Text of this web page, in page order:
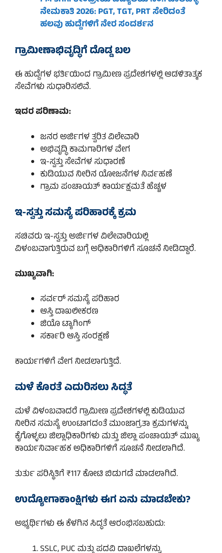
ನೇಮಕಾತಿ 2026: PGT, TGT, PRT ಸೇರಿದಂತೆ
ಹಲವು ಹುದ್ದೆಗಳಿಗೆ ನೇರ ಸಂದರ್ಶನ
ಗ್ರಾಮೀಣಾಭಿವೃದ್ಧಿಗೆ ದೊಡ್ಡ ಬಲ
ಈ ಹುದ್ದೆಗಳ ಭರ್ತಿಯಿಂದ ಗ್ರಾಮೀಣ ಪ್ರದೇಶಗಳಲ್ಲಿ ಆಡಳಿತಾತ್ಮಕ
ಸೇವೆಗಳು ಸುಧಾರಿಸಲಿವೆ.
ಇದರ ಪರಿಣಾಮ:
ಜನರ ಅರ್ಜಿಗಳ ತ್ವರಿತ ವಿಲೇವಾರಿ
ಅಭಿವೃದ್ಧಿ ಕಾಮಗಾರಿಗಳ ವೇಗ
ಇ-ಸ್ವತ್ತು ಸೇವೆಗಳ ಸುಧಾರಣೆ
ಕುಡಿಯುವ ನೀರಿನ ಯೋಜನೆಗಳ ನಿರ್ವಹಣೆ
ಗ್ರಾಮ ಪಂಚಾಯತ್ ಕಾರ್ಯಕ್ಷಮತೆ ಹೆಚ್ಚಳ
ಇ-ಸ್ವತ್ತು ಸಮಸ್ಯೆ ಪರಿಹಾರಕ್ಕೆ ಕ್ರಮ
ಸಚಿವರು ಇ-ಸ್ವತ್ತು ಅರ್ಜಿಗಳ ವಿಲೇವಾರಿಯಲ್ಲಿ
ವಿಳಂಬವಾಗುತ್ತಿರುವ ಬಗ್ಗೆ ಅಧಿಕಾರಿಗಳಿಗೆ ಸೂಚನೆ ನೀಡಿದ್ದಾರೆ.
ಮುಖ್ಯವಾಗಿ:
ಸರ್ವರ್ ಸಮಸ್ಯೆ ಪರಿಹಾರ
ಆಸ್ತಿ ದಾಖಲೀಕರಣ
ಜಿಯೊ ಟ್ಯಾಗಿಂಗ್
ಸರ್ಕಾರಿ ಆಸ್ತಿ ಸಂರಕ್ಷಣೆ
ಕಾರ್ಯಗಳಿಗೆ ವೇಗ ನೀಡಲಾಗುತ್ತಿದೆ.
ಮಳೆ ಕೊರತೆ ಎದುರಿಸಲು ಸಿದ್ಧತೆ
ಮಳೆ ವಿಳಂಬವಾದರೆ ಗ್ರಾಮೀಣ ಪ್ರದೇಶಗಳಲ್ಲಿ ಕುಡಿಯುವ
ನೀರಿನ ಸಮಸ್ಯೆ ಉಂಟಾಗದಂತೆ ಮುಂಜಾಗ್ರತಾ ಕ್ರಮಗಳನ್ನು
ಕೈಗೊಳ್ಳಲು ಜಿಲ್ಲಾಧಿಕಾರಿಗಳು ಮತ್ತು ಜಿಲ್ಲಾ ಪಂಚಾಯತ್ ಮುಖ್ಯ
ಕಾರ್ಯನಿರ್ವಾಹಕ ಅಧಿಕಾರಿಗಳಿಗೆ ಸೂಚನೆ ನೀಡಲಾಗಿದೆ.
ತುರ್ತು ಪರಿಸ್ಥಿತಿಗೆ ₹117 ಕೋಟಿ ಬಿಡುಗಡೆ ಮಾಡಲಾಗಿದೆ.
ಉದ್ಯೋಗಾಕಾಂಕ್ಷಿಗಳು ಈಗ ಏನು ಮಾಡಬೇಕು?
ಅಭ್ಯರ್ಥಿಗಳು ಈ ಕೆಳಗಿನ ಸಿದ್ಧತೆ ಆರಂಭಿಸಬಹುದು:
SSLC, PUC ಮತ್ತು ಪದವಿ ದಾಖಲೆಗಳನ್ನು